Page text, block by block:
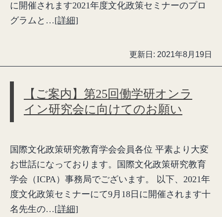
に開催されます2021年度文化政策セミナーのプロ
グラムと…[詳細]
更新日: 2021年8月19日
【ご案内】第25回働学研オンラ
イン研究会に向けてのお願い
国際文化政策研究教育学会会員各位 平素より大変
お世話になっております。国際文化政策研究教育
学会（ICPA）事務局でございます。 以下、2021年
度文化政策セミナーにて9月18日に開催されます十
名先生の…[詳細]